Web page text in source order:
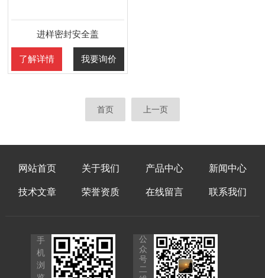
进样密封安全盖
了解详情 我要询价
首页 上一页
网站首页 关于我们 产品中心 新闻中心
技术文章 荣誉资质 在线留言 联系我们
手
机
浏
公
众
号
二